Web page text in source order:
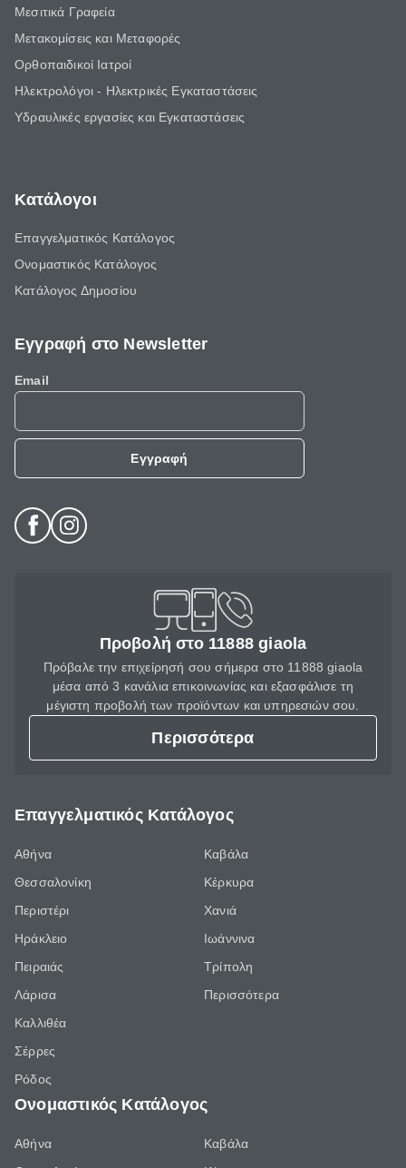
Μεσιτικά Γραφεία
Μετακομίσεις και Μεταφορές
Ορθοπαιδικοί Ιατροί
Ηλεκτρολόγοι - Ηλεκτρικές Εγκαταστάσεις
Υδραυλικές εργασίες και Εγκαταστάσεις
Κατάλογοι
Επαγγελματικός Κατάλογος
Ονομαστικός Κατάλογος
Κατάλογος Δημοσίου
Εγγραφή στο Newsletter
Email
Εγγραφή
Προβολή στο 11888 giaola
Πρόβαλε την επιχείρησή σου σήμερα στο 11888 giaola
μέσα από 3 κανάλια επικοινωνίας και εξασφάλισε τη
μέγιστη προβολή των προϊόντων και υπηρεσιών σου.
Περισσότερα
Επαγγελματικός Κατάλογος
Αθήνα
Θεσσαλονίκη
Περιστέρι
Ηράκλειο
Πειραιάς
Λάρισα
Καλλιθέα
Σέρρες
Ρόδος
Καβάλα
Κέρκυρα
Χανιά
Ιωάννινα
Τρίπολη
Περισσότερα
Ονομαστικός Κατάλογος
Αθήνα
Καβάλα